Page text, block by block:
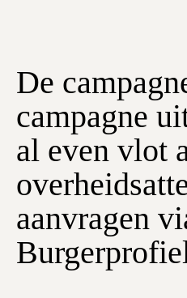
De
campagne
al even vlot
aanvragen